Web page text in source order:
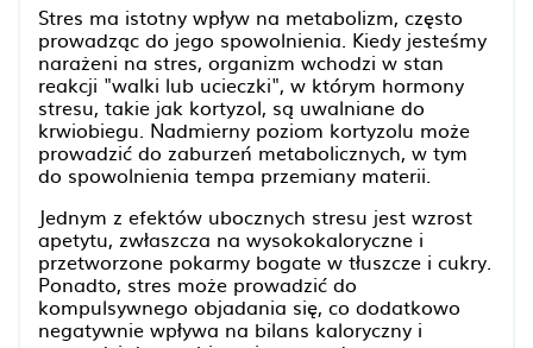
Stres ma istotny wpływ na metabolizm, często
prowadząc do jego spowolnienia. Kiedy jesteśmy
narażeni na stres, organizm wchodzi w stan
reakcji "walki lub ucieczki", w którym hormony
stresu, takie jak kortyzol, są uwalniane do
krwiobiegu. Nadmierny poziom kortyzolu może
prowadzić do zaburzeń metabolicznych, w tym
do spowolnienia tempa przemiany materii.
Jednym z efektów ubocznych stresu jest wzrost
apetytu, zwłaszcza na wysokokaloryczne i
przetworzone pokarmy bogate w tłuszcze i cukry.
Ponadto, stres może prowadzić do
kompulsywnego objadania się, co dodatkowo
negatywnie wpływa na bilans kaloryczny i